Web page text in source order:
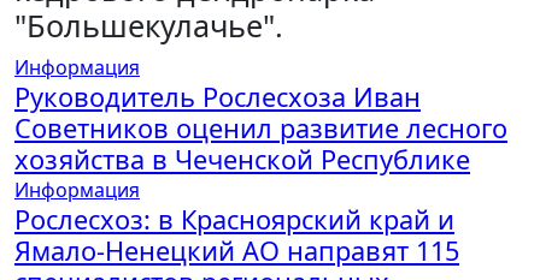
"Большекулачье".
Информация
Руководитель Рослесхоза Иван
Советников оценил развитие лесного
хозяйства в Чеченской Республике
Информация
Рослесхоз: в Красноярский край и
Ямало-Ненецкий АО направят 115